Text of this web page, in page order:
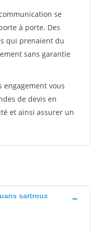
se
à porte. Des
qui prenaient du
sans garantie
engagement vous
de devis en
et ainsi assurer un
sartroux